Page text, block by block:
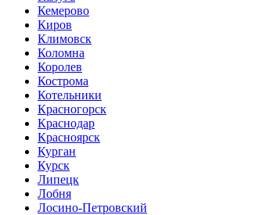
Кемерово
Киров
Климовск
Коломна
Королев
Кострома
Котельники
Красногорск
Краснодар
Красноярск
Курган
Курск
Липецк
Лобня
Лосино-Петровский